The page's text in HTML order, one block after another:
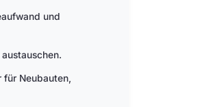
und
Neubauten,